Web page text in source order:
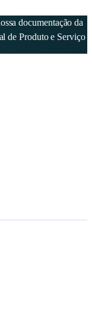
documentação da
de Produto e Serviço